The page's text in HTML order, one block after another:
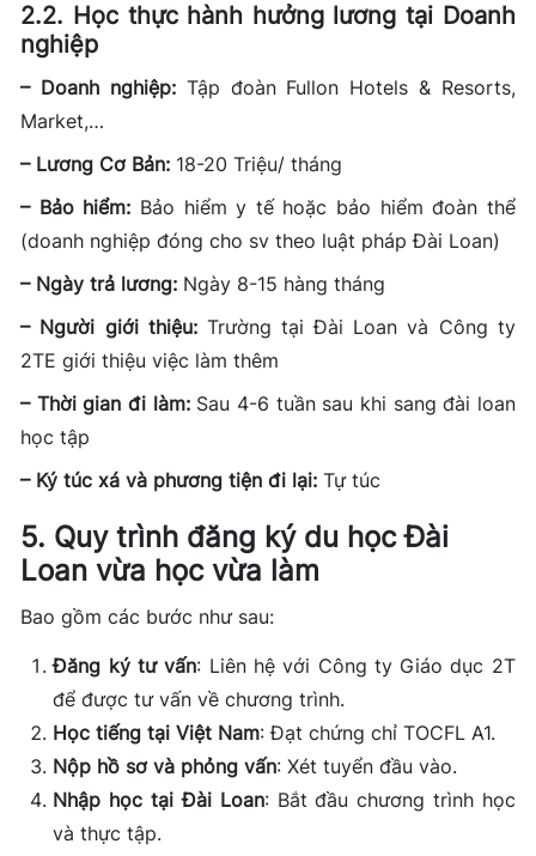
2.2. Học thực hành hưởng lương tại Doanh
nghiệp
– Doanh nghiệp:Tập đoàn Fullon Hotels & Resorts,
Market,…
– Lương Cơ Bản: 18-20 Triệu/ tháng
– Bảo hiểm: Bảo hiểm y tế hoặc bảo hiểm đoàn thể
(doanh nghiệp đóng cho sv theo luật pháp Đài Loan)
– Ngày trả lương: Ngày 8-15 hàng tháng
– Người giới thiệu:Trường tại Đài Loan và Công ty
2TE giới thiệu việc làm thêm
– Thời gian đi làm:Sau 4-6 tuần sau khi sang đài loan
học tập
– Ký túc xá và phương tiện đi lại: Tự túc
5. Quy trình đăng ký du học Đài
Loan vừa học vừa làm
Bao gồm các bước như sau:
Đăng ký tư vấn: Liên hệ với Công ty Giáo dục 2T
để được tư vấn về chương trình.
Học tiếng tại Việt Nam: Đạt chứng chỉ TOCFL A1.
Nộp hồ sơ và phỏng vấn: Xét tuyển đầu vào.
Nhập học tại Đài Loan: Bắt đầu chương trình học
và thực tập.